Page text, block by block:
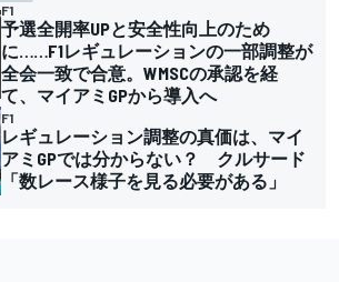
F1
予選全開率UPと安全性向上のため
に……F1レギュレーションの一部調整が
全会一致で合意。WMSCの承認を経
て、マイアミGPから導入へ
F1
レギュレーション調整の真価は、マイ
アミGPでは分からない？ クルサード
「数レース様子を見る必要がある」